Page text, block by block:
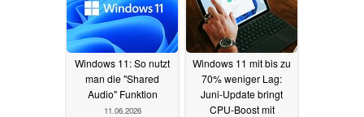
Windows 11: So nutzt
man die "Shared
Audio" Funktion
11.06.2026
Windows 11 mit bis zu
70% weniger Lag:
Juni-Update bringt
CPU-Boost mit